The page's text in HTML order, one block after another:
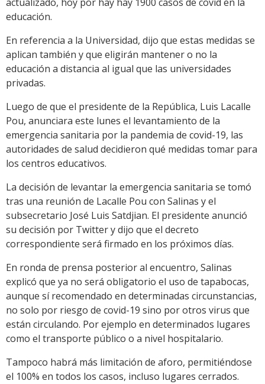
educación.
En referencia a la Universidad, dijo que estas medidas se
aplican también y que eligirán mantener o no la
educación a distancia al igual que las universidades
privadas.
Luego de que el presidente de la República, Luis Lacalle
Pou, anunciara este lunes el levantamiento de la
emergencia sanitaria por la pandemia de covid-19, las
autoridades de salud decidieron qué medidas tomar para
los centros educativos.
La decisión de levantar la emergencia sanitaria se tomó
tras una reunión de Lacalle Pou con Salinas y el
subsecretario José Luis Satdjian. El presidente anunció
su decisión por Twitter y dijo que el decreto
correspondiente será firmado en los próximos días.
En ronda de prensa posterior al encuentro, Salinas
explicó que ya no será obligatorio el uso de tapabocas,
aunque sí recomendado en determinadas circunstancias,
no solo por riesgo de covid-19 sino por otros virus que
están circulando. Por ejemplo en determinados lugares
como el transporte público o a nivel hospitalario.
Tampoco habrá más limitación de aforo, permitiéndose
el 100% en todos los casos, incluso lugares cerrados.